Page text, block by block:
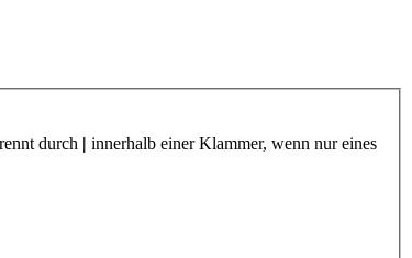
durch | innerhalb einer Klammer, wenn nur eines